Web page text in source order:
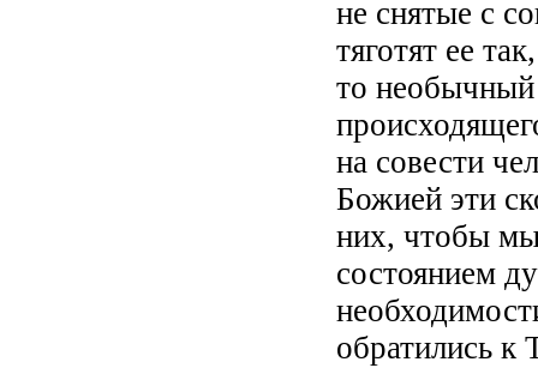
не снятые с
тяготят ее
то необычный
на совести
Божией эти
них, чтобы
состоянием
обратились к